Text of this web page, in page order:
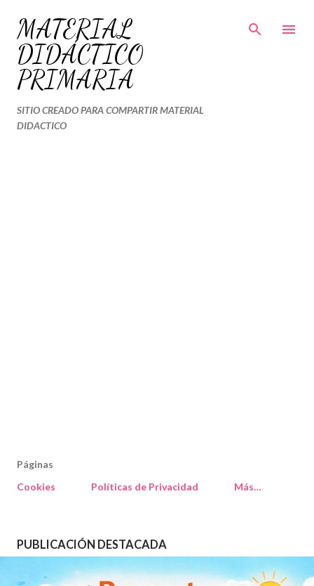
Ir al contenido principal
MATERIAL
DIDÁCTICO
PRIMARIA
SITIO CREADO PARA COMPARTIR MATERIAL
DIDACTICO
Páginas
Cookies
Políticas de Privacidad Más…
PUBLICACIÓN DESTACADA